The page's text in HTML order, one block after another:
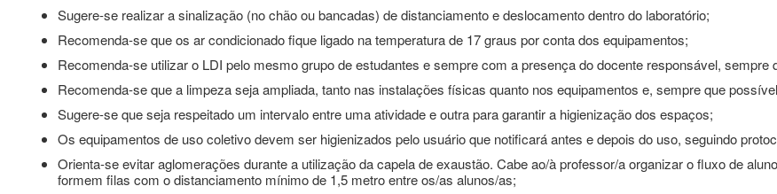
Sugere-se realizar a sinalização (no chão ou bancadas) de distanciamento e deslocamento dentro do laboratório;
Recomenda-se que os ar condicionado fique ligado na temperatura de 17 graus por conta dos equipamentos;
Recomenda-se utilizar o LDI pelo mesmo grupo de estudantes e sempre com a presença do docente responsável, sempre
Recomenda-se que a limpeza seja ampliada, tanto nas instalações físicas quanto nos equipamentos e, sempre que
Sugere-se que seja respeitado um intervalo entre uma atividade e outra para garantir a higienização dos espaços;
Os equipamentos de uso coletivo devem ser higienizados pelo usuário que notificará antes e depois do uso, seguindo
Orienta-se evitar aglomerações durante a utilização da capela de exaustão. Cabe ao/à professor/a organizar o fluxo de
formem filas com o distanciamento mínimo de 1,5 metro entre os/as alunos/as;